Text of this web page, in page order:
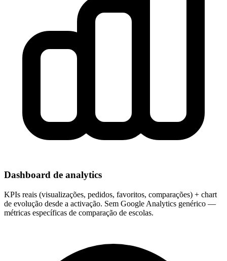
Dashboard de analytics
KPIs reais (visualizações, pedidos, favoritos, comparações) + chart
de evolução desde a activação. Sem Google Analytics genérico —
métricas específicas de comparação de escolas.